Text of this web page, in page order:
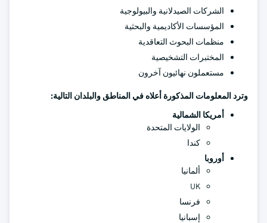
الشركات الصيدلانية والبيولوجية
المؤسسات الأكاديمية والبحثية
منظمات البحوث التعاقدية
المختبرات التشخيصية
مستعملون نهائيون آخرون
وترد المعلومات المذكورة أعلاه في المناطق والبلدان التالية:
أمريكا الشمالية
الولايات المتحدة
كندا
أوروبا
ألمانيا
UK
فرنسا
إسبانيا